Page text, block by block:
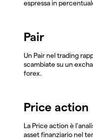
espressa in
Pair
Un Pair nel trading
scambiate su un
forex.
Price action
La Price action è
asset finanziario nel